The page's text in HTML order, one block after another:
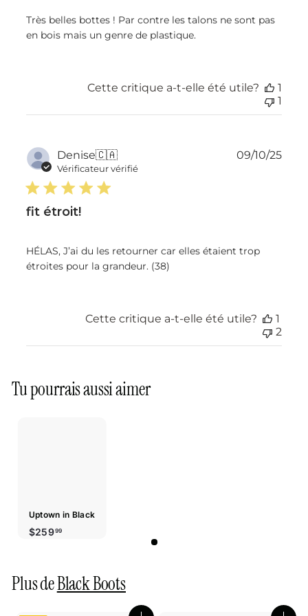
Très belles bottes ! Par contre les talons ne sont pas
en bois mais un genre de plastique.
Cette critique a-t-elle été utile?
1
1
Denise🇨🇦
Vérificateur vérifié
fit étroit!
HÉLAS, J’ai du les retourner car elles étaient trop
étroites pour la grandeur. (38)
Date
09/10/25
Cette critique a-t-elle été utile?
1
2
Tu pourrais aussi aimer
Uptown in Black
$25999$259.99
Plus deBlack Boots